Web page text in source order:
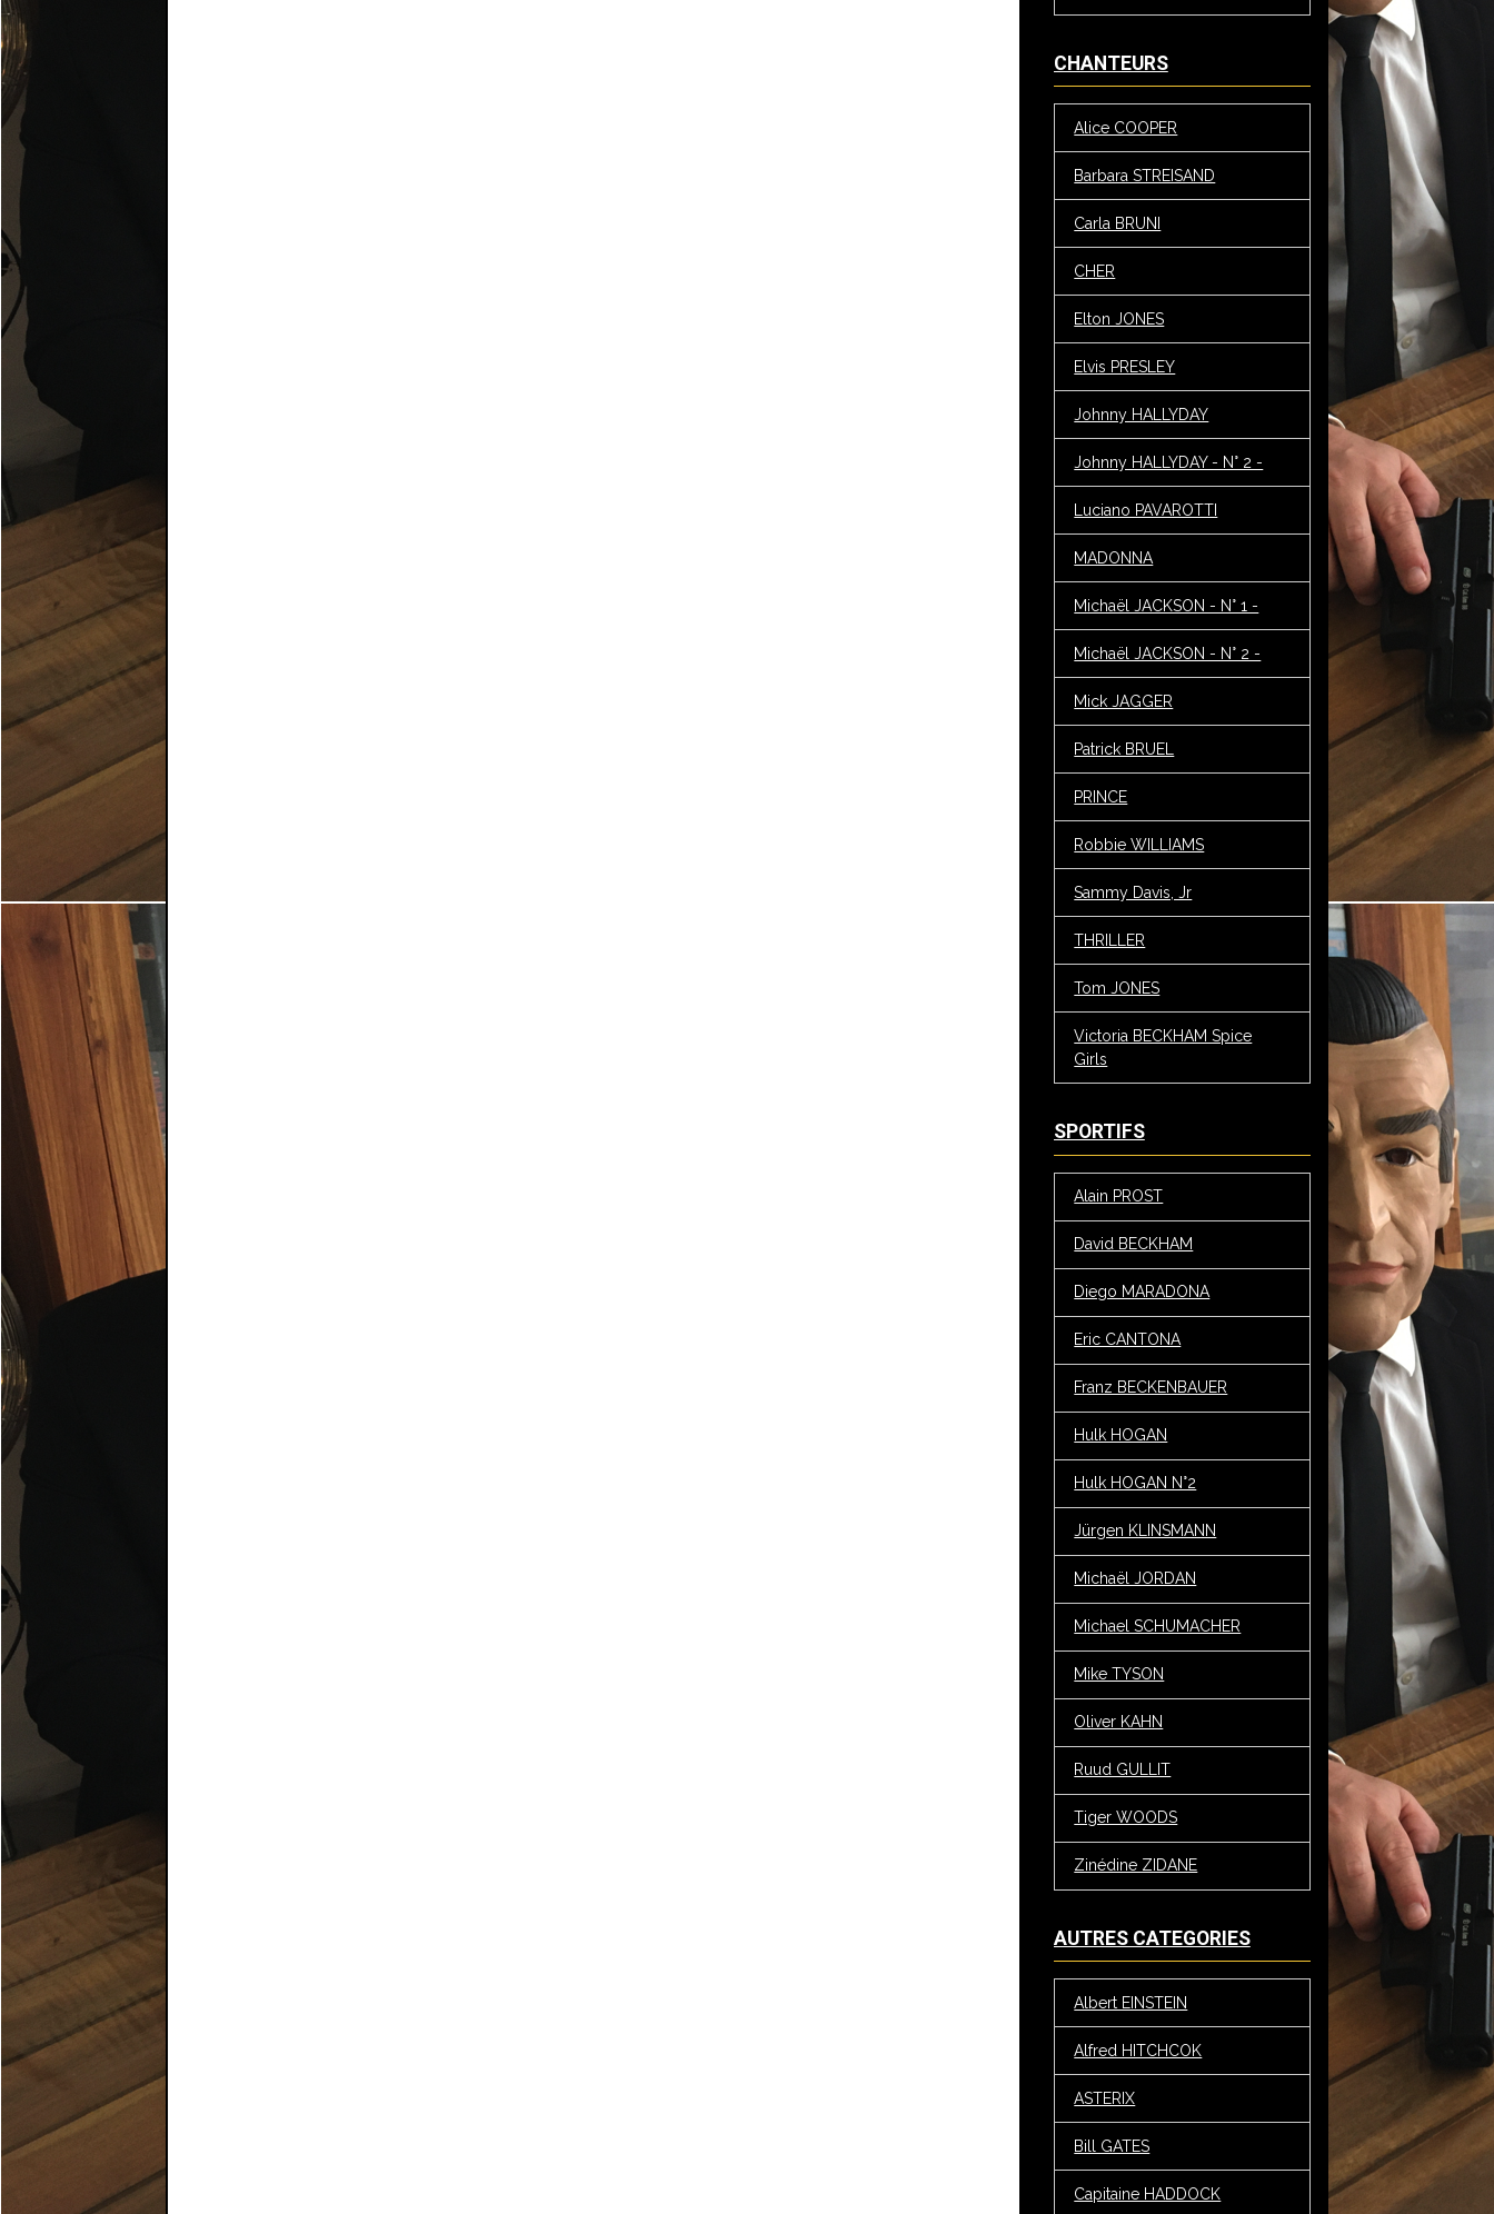
CHANTEURS
Alice COOPER
Barbara STREISAND
Carla BRUNI
CHER
Elton JONES
Elvis PRESLEY
Johnny HALLYDAY
Johnny HALLYDAY - N° 2 -
Luciano PAVAROTTI
MADONNA
Michaël JACKSON - N° 1 -
Michaël JACKSON - N° 2 -
Mick JAGGER
Patrick BRUEL
PRINCE
Robbie WILLIAMS
Sammy Davis, Jr
THRILLER
Tom JONES
Victoria BECKHAM Spice
Girls
SPORTIFS
Alain PROST
David BECKHAM
Diego MARADONA
Eric CANTONA
Franz BECKENBAUER
Hulk HOGAN
Hulk HOGAN N°2
Jürgen KLINSMANN
Michaël JORDAN
Michael SCHUMACHER
Mike TYSON
Oliver KAHN
Ruud GULLIT
Tiger WOODS
Zinédine ZIDANE
AUTRES CATEGORIES
Albert EINSTEIN
Alfred HITCHCOK
ASTERIX
Bill GATES
Capitaine HADDOCK